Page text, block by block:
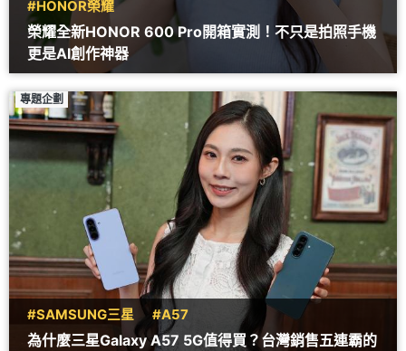
#HONOR榮耀
榮耀全新HONOR 600 Pro開箱實測！不只是拍照手機
更是AI創作神器
專題企劃
#SAMSUNG三星 #A57
為什麼三星Galaxy A57 5G值得買？台灣銷售五連霸的